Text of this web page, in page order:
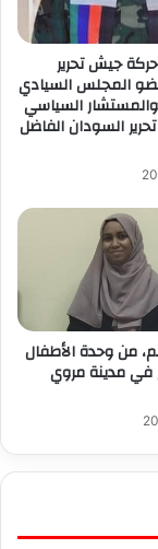
جيش تحرير
المجلس السيادي
السياسي
السودان الفاضل
من وحدة الأطفال
في مدينة مروي